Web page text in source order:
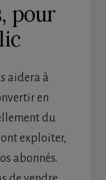
pour
aidera à
en
du
exploiter,
abonnés.